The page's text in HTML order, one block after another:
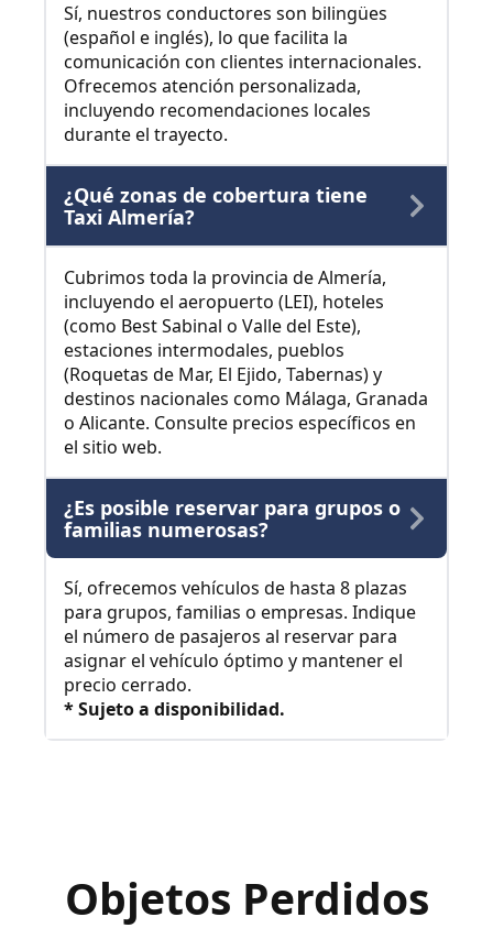
Sí, nuestros conductores son bilingües
(español e inglés), lo que facilita la
comunicación con clientes internacionales.
Ofrecemos atención personalizada,
incluyendo recomendaciones locales
durante el trayecto.
¿Qué zonas de cobertura tiene
Taxi Almería?
Cubrimos toda la provincia de Almería,
incluyendo el aeropuerto (LEI), hoteles
(como Best Sabinal o Valle del Este),
estaciones intermodales, pueblos
(Roquetas de Mar, El Ejido, Tabernas) y
destinos nacionales como Málaga, Granada
o Alicante. Consulte precios específicos en
el sitio web.
¿Es posible reservar para grupos o
familias numerosas?
Sí, ofrecemos vehículos de hasta 8 plazas
para grupos, familias o empresas. Indique
el número de pasajeros al reservar para
asignar el vehículo óptimo y mantener el
precio cerrado.
* Sujeto a disponibilidad.
Objetos Perdidos